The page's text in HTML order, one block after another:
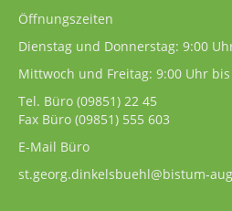
Öffnungszeiten
Dienstag und Donnerstag: 9:00
Mittwoch und Freitag: 9:00 Uhr
Tel. Büro (09851) 22 45
Fax Büro (09851) 555 603
E-Mail Büro
st.georg.dinkelsbuehl@bistum-